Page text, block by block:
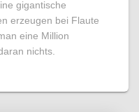
gigantische
erzeugen bei Flaute
eine Million
nichts.